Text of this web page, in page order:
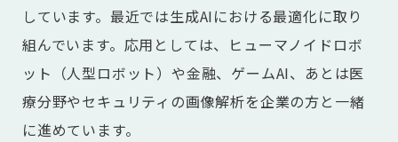
しています。最近では生成AIにおける最適化に取り
組んでいます。応用としては、ヒューマノイドロボ
ット（人型ロボット）や金融、ゲームAI、あとは医
療分野やセキュリティの画像解析を企業の方と一緒
に進めています。